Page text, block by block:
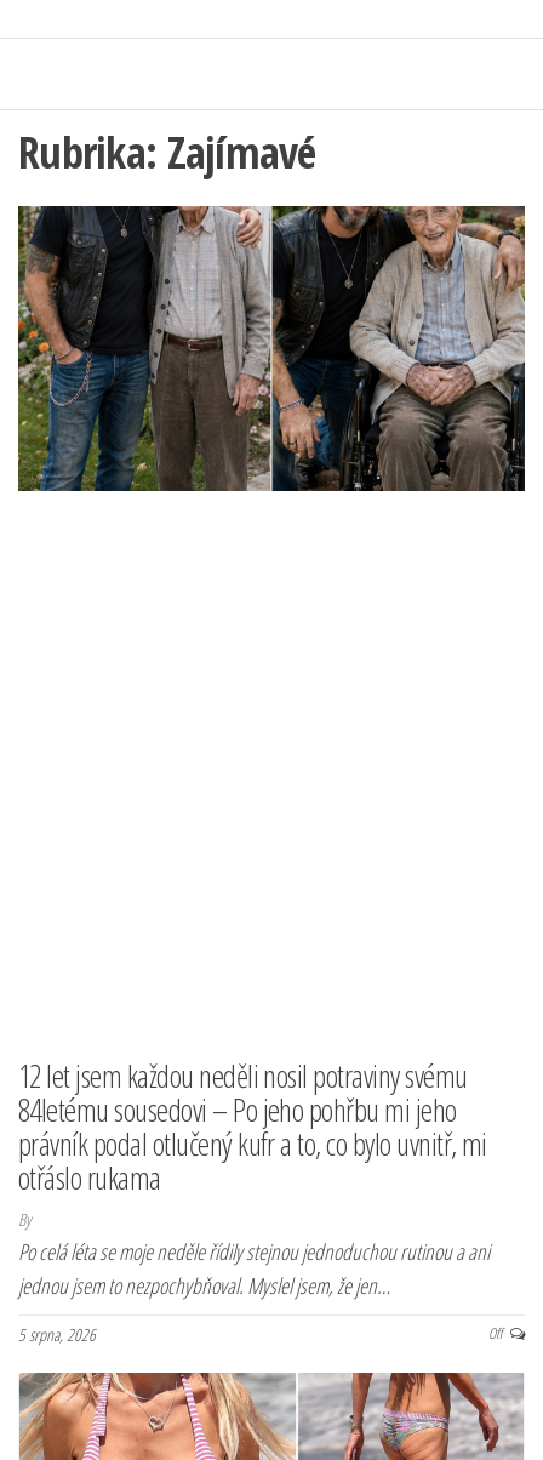
Rubrika: Zajímavé
12 let jsem každou neděli nosil potraviny svému
84letému sousedovi – Po jeho pohřbu mi jeho
právník podal otlučený kufr a to, co bylo uvnitř, mi
otřáslo rukama
By
Po celá léta se moje neděle řídily stejnou jednoduchou rutinou a ani
jednou jsem to nezpochybňoval. Myslel jsem, že jen…
5 srpna, 2026 Off